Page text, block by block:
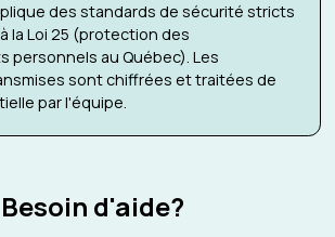
des standards de sécurité stricts
la Loi 25 (protection des
personnels au Québec). Les
sont chiffrées et traitées de
par l'équipe.
Besoin d'aide?